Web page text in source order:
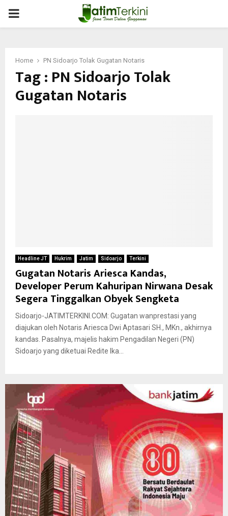
PRIMARY
Home PN Sidoarjo Tolak Gugatan Notaris
Tag : PN Sidoarjo Tolak
Gugatan Notaris
Headline JT Hukrim Jatim Sidoarjo Terkini
Gugatan Notaris Ariesca Kandas,
Developer Perum Kahuripan Nirwana Desak
Segera Tinggalkan Obyek Sengketa
Sidoarjo-JATIMTERKINI.COM: Gugatan wanprestasi yang
diajukan oleh Notaris Ariesca Dwi Aptasari SH., MKn., akhirnya
kandas. Pasalnya, majelis hakim Pengadilan Negeri (PN)
Sidoarjo yang diketuai Redite Ika...